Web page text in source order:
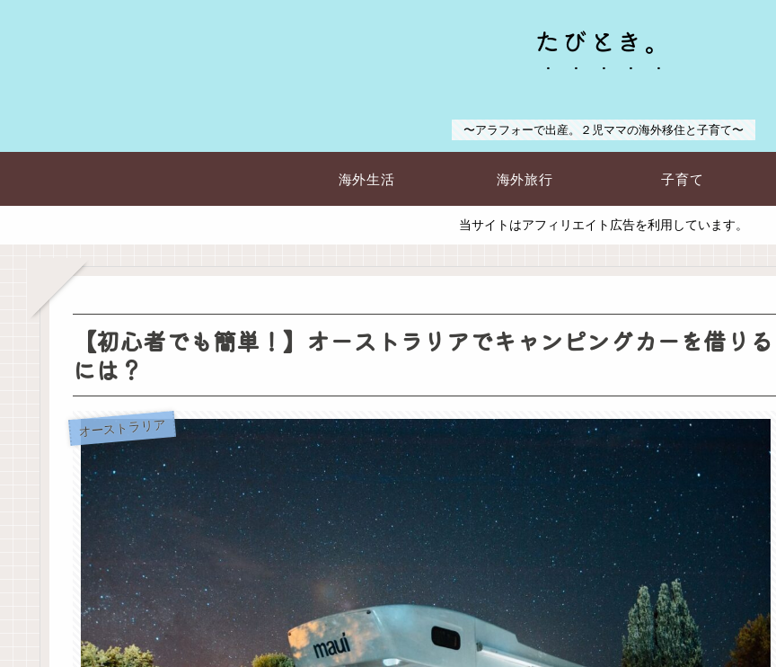
たびとき。
〜アラフォーで出産。２児ママの海外移住と子育て〜
海外生活 海外旅行 子育て
当サイトはアフィリエイト広告を利用しています。
【初心者でも簡単！】オーストラリアでキャンピングカーを借りる
には？
オーストラリア